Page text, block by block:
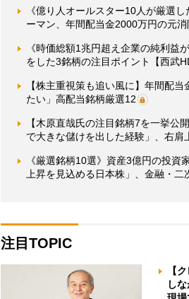
《億り人オールスター10人が厳選
ーマン、年間配当金2000万円の元
《時価総額1兆円超え企業の純利益
をした3銘柄の注目ポイント【西武
【株主重視策も追い風に】年間配
たい」高配当銘柄厳選12
【木原直哉氏の注目銘柄7を一挙公
で大きな儲けを出した経験」、右
《厳選銘柄10選》資産3億円の投
上昇を見込める日本株」、金融・
注目TOPIC
【
し